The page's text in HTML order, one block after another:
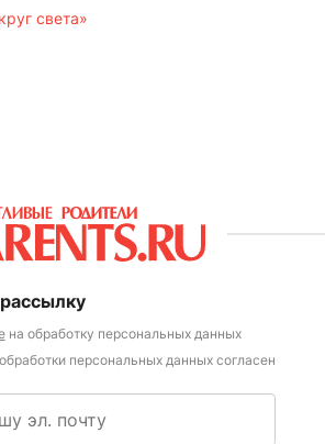
света»
на обработку персональных данных
персональных данных согласен